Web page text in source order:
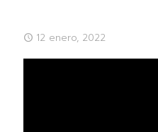
12 enero, 2022